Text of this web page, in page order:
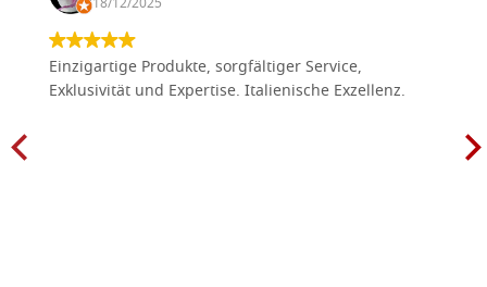
Einzigartige Produkte, sorgfältiger Service,
Exklusivität und Expertise. Italienische Exzellenz.